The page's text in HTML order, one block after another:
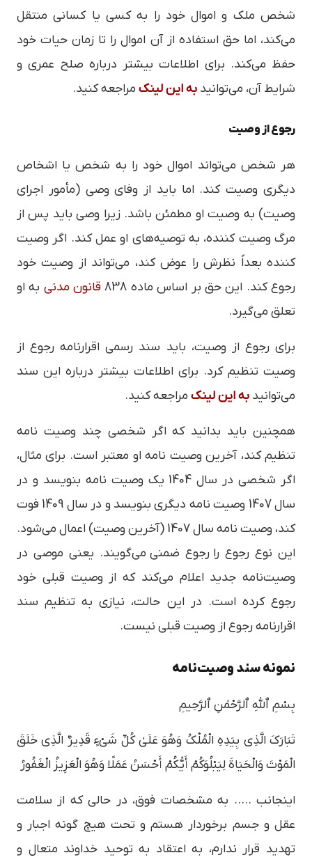
شخص ملک و اموال خود را به کسی یا کسانی منتقل
می‌کند، اما حق استفاده از آن اموال را تا زمان حیات خود
حفظ می‌کند. برای اطلاعات بیشتر درباره صلح عمری و
شرایط آن، می‌توانید به این لینک مراجعه کنید.
رجوع از وصیت
هر شخص می‌تواند اموال خود را به شخص یا اشخاص
دیگری وصیت کند. اما باید از وفای وصی (مأمور اجرای
وصیت) به وصیت او مطمئن باشد. زیرا وصی باید پس از
مرگ وصیت کننده، به توصیه‌های او عمل کند. اگر وصیت
کننده بعداً نظرش را عوض کند، می‌تواند از وصیت خود
رجوع کند. این حق بر اساس ماده 838
قانون مدنی به او
تعلق می‌گیرد.
برای رجوع از وصیت، باید سند رسمی اقرارنامه رجوع از
وصیت تنظیم کرد. برای اطلاعات بیشتر درباره این سند
می‌توانید به این لینک مراجعه کنید.
همچنین باید بدانید که اگر شخصی چند وصیت نامه
تنظیم کند، آخرین وصیت نامه او معتبر است. برای مثال،
اگر شخصی در سال 1404 یک وصیت نامه بنویسد و در
سال 1407 وصیت نامه دیگری بنویسد و در سال 1409 فوت
کند، وصیت نامه سال 1407 (آخرین وصیت) اعمال می‌شود.
این نوع رجوع را رجوع ضمنی می‌گویند. یعنی موصی در
وصیت‌نامه جدید اعلام می‌کند که از وصیت قبلی خود
رجوع کرده است. در این حالت، نیازی به تنظیم سند
اقرارنامه رجوع از وصیت قبلی نیست.
نمونه سند وصیت‌نامه
بِسْمِ ٱللّٰهِ ٱلرَّحْمٰنِ ٱلرَّحِيمِ
تَبَارَكَ الَّذِي بِيَدِهِ الْمُلْكُ وَهُوَ عَلَىٰ كُلِّ شَيْءٍ قَدِيرٌ الَّذِي خَلَقَ
الْمَوْتَ وَالْحَيَاةَ لِيَبْلُوَكُمْ أَيُّكُمْ أَحْسَنُ عَمَلًا وَهُوَ الْعَزِيزُ الْغَفُورُ
اینجانب ….. به مشخصات فوق، در حالی که از سلامت
عقل و جسم برخوردار هستم و تحت هیچ گونه اجبار و
تهدید قرار ندارم، به اعتقاد به توحید خداوند متعال و